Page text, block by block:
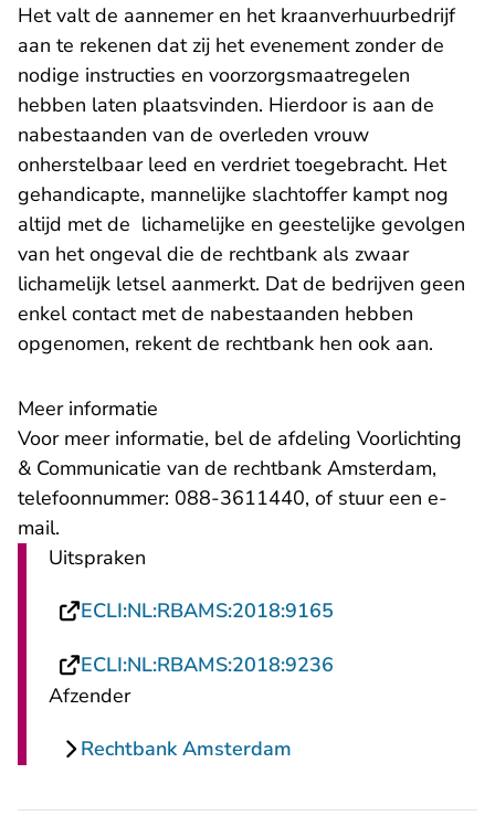
Het valt de aannemer en het kraanverhuurbedrijf
aan te rekenen dat zij het evenement zonder de
nodige instructies en voorzorgsmaatregelen
hebben laten plaatsvinden. Hierdoor is aan de
nabestaanden van de overleden vrouw
onherstelbaar leed en verdriet toegebracht. Het
gehandicapte, mannelijke slachtoffer kampt nog
altijd met de lichamelijke en geestelijke gevolgen
van het ongeval die de rechtbank als zwaar
lichamelijk letsel aanmerkt. Dat de bedrijven geen
enkel contact met de nabestaanden hebben
opgenomen, rekent de rechtbank hen ook aan.
Meer informatie
Voor meer informatie, bel de afdeling Voorlichting
& Communicatie van de rechtbank Amsterdam,
telefoonnummer: 088-3611440, of stuur een e-
mail- U verlaat Rechtspraak.nl
.
Uitspraken
ECLI:NL:RBAMS:2018:9165
ECLI:NL:RBAMS:2018:9236
Afzender
Rechtbank Amsterdam